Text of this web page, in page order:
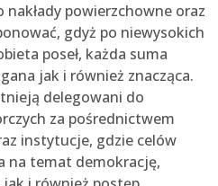
powierzchowne oraz
gdyż po niewysokich
poseł, każda suma
jak i również znacząca.
delegowani do
za pośrednictwem
instytucje, gdzie celów
na temat demokrację,